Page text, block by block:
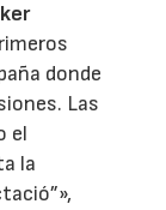
donde
Las
el
la